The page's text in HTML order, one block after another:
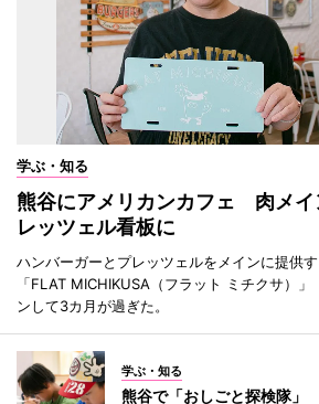
学ぶ・知る
熊谷にアメリカンカフェ 肉メイ
レッツェル看板に
ハンバーガーとプレッツェルをメインに提供
「FLAT MICHIKUSA（フラット ミチクサ）
ンして3カ月が過ぎた。
学ぶ・知る
熊谷で「おしごと探検隊